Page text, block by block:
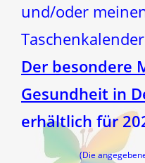
und/oder
Taschenkalender
Der besondere
Gesundheit in
erhältlich für
(Die